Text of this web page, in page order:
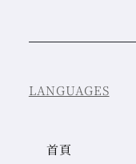
LANGUAGES
首頁